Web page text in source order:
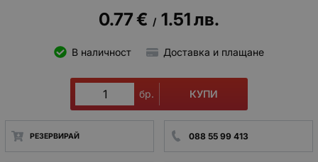
0.77€ / 1.51лв.
В наличност Доставка и плащане
бр. КУПИ
РЕЗЕРВИРАЙ 088 55 99 413